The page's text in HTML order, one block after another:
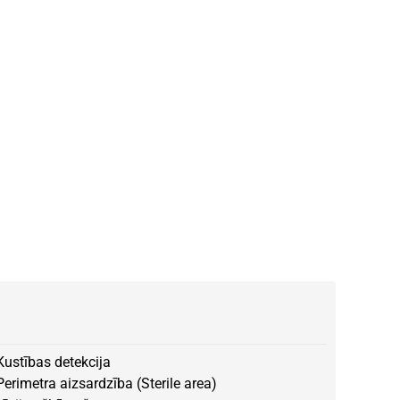
detekcija
aizsardzība (Sterile area)